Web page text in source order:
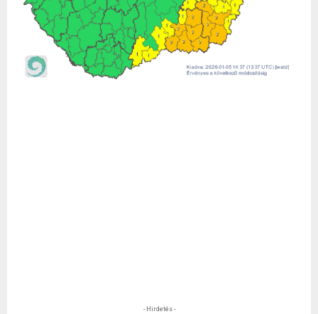
- Hirdetés -